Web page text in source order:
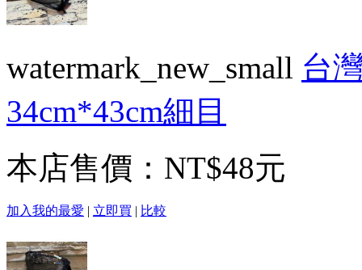
watermark_new_small 台
34cm*43cm細目
本店售價： NT$48元
加入我的最愛 | 立即買 | 比較